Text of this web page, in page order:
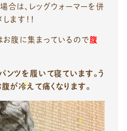
合は、レッグウォーマーを併
ます！！
お腹に集まっているので腹
ンツを履いて寝ています。う
が冷えて痛くなります。